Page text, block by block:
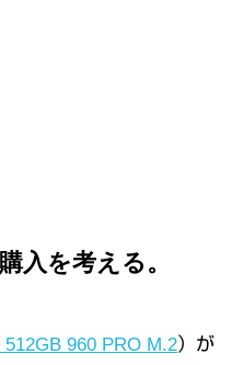
入を考える。
960 PRO M.2）が